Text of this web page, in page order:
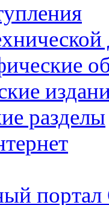
разделы
портал